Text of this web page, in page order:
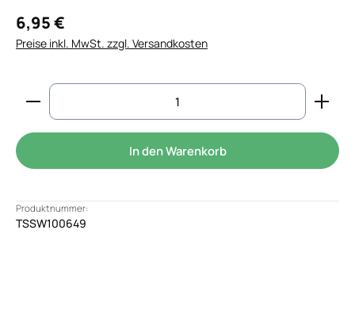
6,95 €
Preise inkl. MwSt. zzgl. Versandkosten
Produkt Anzahl: Gib den gewünschten Wert
In den Warenkorb
Produktnummer:
TSSW100649